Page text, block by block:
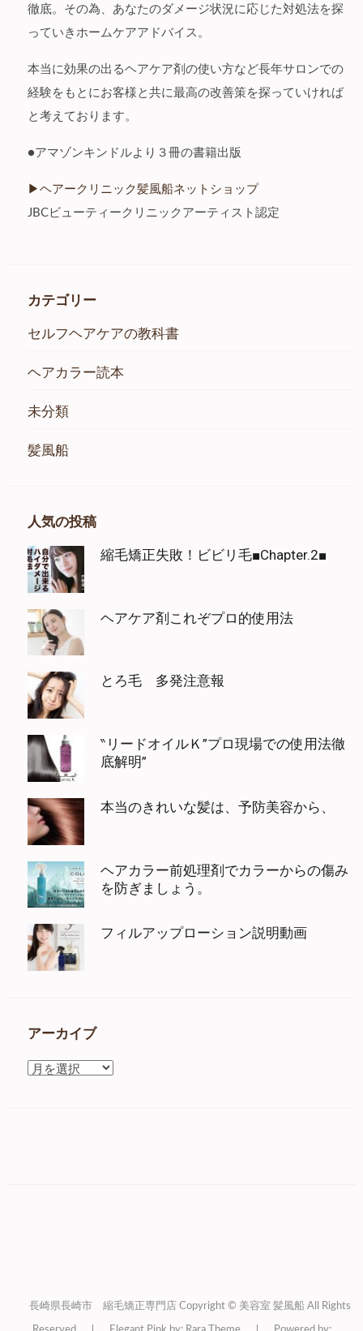
徹底。その為、あなたのダメージ状況に応じた対処法を探
っていきホームケアアドバイス。
本当に効果の出るヘアケア剤の使い方など長年サロンでの
経験をもとにお客様と共に最高の改善策を探っていければ
と考えております。
●アマゾンキンドルより３冊の書籍出版
▶︎ヘアークリニック髪風船ネットショップ
JBCビューティークリニックアーティスト認定
カテゴリー
セルフヘアケアの教科書
ヘアカラー読本
未分類
髪風船
人気の投稿
縮毛矯正失敗！ビビリ毛■Chapter.2■
ヘアケア剤これぞプロ的使用法
とろ毛 多発注意報
‶リードオイルＫ”プロ現場での使用法徹
底解明”
本当のきれいな髪は、予防美容から、
ヘアカラー前処理剤でカラーからの傷み
を防ぎましょう。
フィルアップローション説明動画
アーカイブ
ア
長崎県長崎市 縮毛矯正専門店 Copyright © 美容室 髪風船 All Rights